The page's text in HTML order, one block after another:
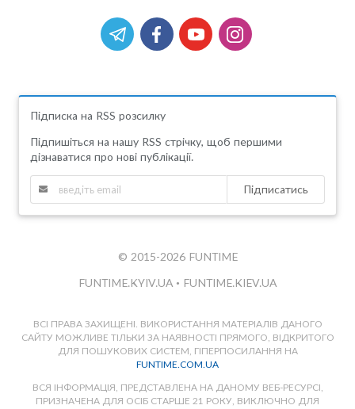
Підписка на RSS розсилку
Підпишіться на нашу RSS стрічку, щоб першими
дізнаватися про нові публікації.
Підписатись
© 2015-2026 FUNTIME
FUNTIME.KYIV.UA • FUNTIME.KIEV.UA
ВСІ ПРАВА ЗАХИЩЕНІ. ВИКОРИСТАННЯ МАТЕРІАЛІВ ДАНОГО
САЙТУ МОЖЛИВЕ ТІЛЬКИ ЗА НАЯВНОСТІ ПРЯМОГО, ВІДКРИТОГО
ДЛЯ ПОШУКОВИХ СИСТЕМ, ГІПЕРПОСИЛАННЯ НА
FUNTIME.COM.UA
ВСЯ ІНФОРМАЦІЯ, ПРЕДСТАВЛЕНА НА ДАНОМУ ВЕБ-РЕСУРСІ,
ПРИЗНАЧЕНА ДЛЯ ОСІБ СТАРШЕ 21 РОКУ, ВИКЛЮЧНО ДЛЯ